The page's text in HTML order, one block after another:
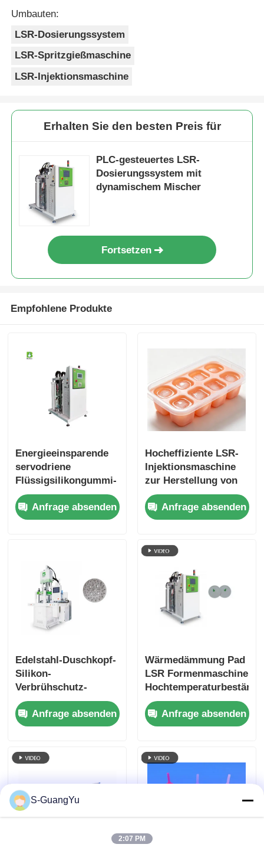
Umbauten:
LSR-Dosierungssystem
LSR-Spritzgießmaschine
LSR-Injektionsmaschine
Erhalten Sie den besten Preis für
PLC-gesteuertes LSR-
Dosierungssystem mit
dynamischem Mischer
Fortsetzen
Empfohlene Produkte
Energieeinsparende
servodriene
Flüssigsilikongummi-
Injektionsanlage
Anfrage absenden
Hocheffiziente LSR-
Injektionsmaschine
zur Herstellung von
Eiswürfeln
Anfrage absenden
Edelstahl-Duschkopf-
Silikon-
Verbrühschutz-
Hüllen-
Spritzgießmaschine
Anfrage absenden
Wärmedämmung Pad
LSR Formenmaschine
Achterbahn
Anfrage absenden
S-GuangYu
2:07 PM